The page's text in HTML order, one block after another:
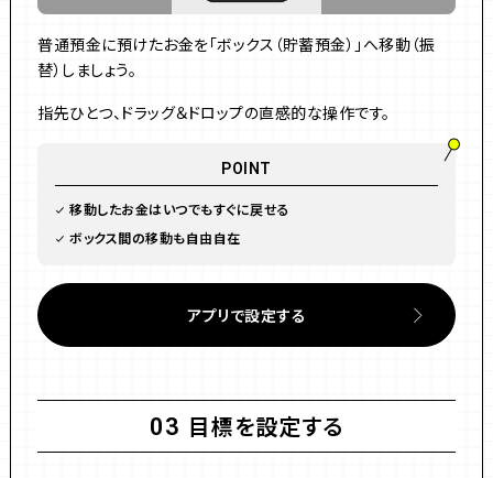
普通預金に預けたお金を「ボックス（貯蓄預金）」へ移動（振
替）しましょう。
指先ひとつ、ドラッグ＆ドロップの直感的な操作です。
POINT
移動したお金はいつでもすぐに戻せる
ボックス間の移動も自由自在
アプリで設定する
03 目標を設定する